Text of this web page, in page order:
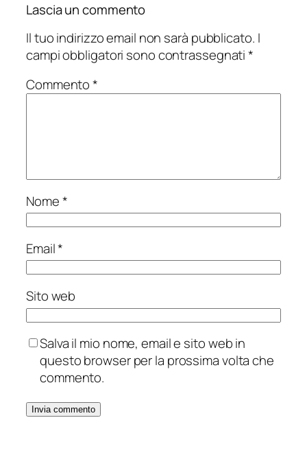
Lascia un commento
Il tuo indirizzo email non sarà pubblicato. I
campi obbligatori sono contrassegnati*
Commento*
Nome*
Email*
Sito web
Salva il mio nome, email e sito web in
questo browser per la prossima volta che
commento.